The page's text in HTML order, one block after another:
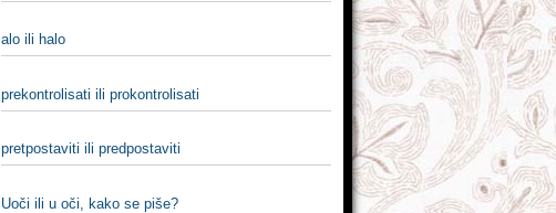
alo ili halo
prekontrolisati ili prokontrolisati
pretpostaviti ili predpostaviti
Uoči ili u oči, kako se piše?